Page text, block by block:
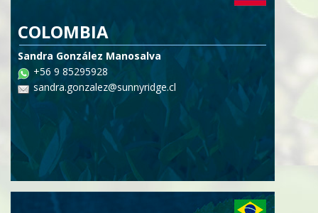
COLOMBIA
Sandra González Manosalva
+56 9 85295928
sandra.gonzalez@sunnyridge.cl